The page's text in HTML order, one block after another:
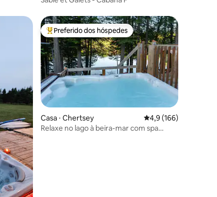
hóspedes Entre os melhores preferidos dos hóspedes
Preferido dos hóspedes
Casa ⋅ Chertsey 4,9 de uma avaliação
4,9 (166)
Relaxe no lago à beira-mar com spa